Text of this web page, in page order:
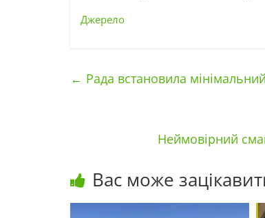
Джерело
← Рада встановила
Неймовірний
Вас може